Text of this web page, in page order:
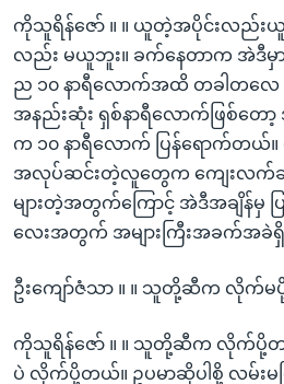
ကိုသူရိန်ဇော် ။ ။ ယူတဲ့အပိုင်းလည်း
လည်း မယူဘူး။ ခက်နေတာက အဲဒီမှာ
ည ၁၀ နာရီလောက်အထိ တခါတလေ
အနည်းဆုံး ရှစ်နာရီလောက်ဖြစ်တေ
က ၁၀ နာရီလောက် ပြန်ရောက်တယ်။ မ
အလုပ်ဆင်းတဲ့လူတွေက ကျေးလက်
များတဲ့အတွက်ကြောင့် အဲဒီအချိန်မှ ပ
လေးအတွက် အများကြီးအခက်အခဲ
ဦးကျော်ဇံသာ ။ ။ သူတို့ဆီက လိုက်မပို့
ကိုသူရိန်ဇော် ။ ။ သူတို့ဆီက လိုက်
ပဲ လိုက်ပို့တယ်။ ဥပမာဆိုပါစို့ လမ်းမ